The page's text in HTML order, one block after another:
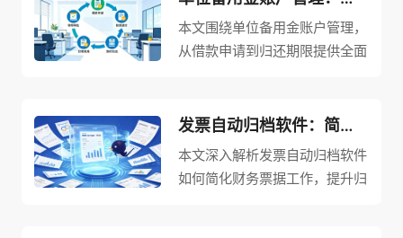
本文围绕单位备用金账户管理，
从借款申请到归还期限提供全面
风控科目、频繁公转私易触发银
行可疑交易监测的严峻形势，文
章系统拆解备用金账户开立、借
发票自动归档软件：简化财务票据工作，提升归档效率！
本文深入解析发票自动归档软件
如何简化财务票据工作，提升归